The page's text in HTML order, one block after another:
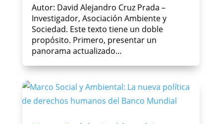
Autor: David Alejandro Cruz Prada –
Investigador, Asociación Ambiente y
Sociedad. Este texto tiene un doble
propósito. Primero, presentar un
panorama actualizado...